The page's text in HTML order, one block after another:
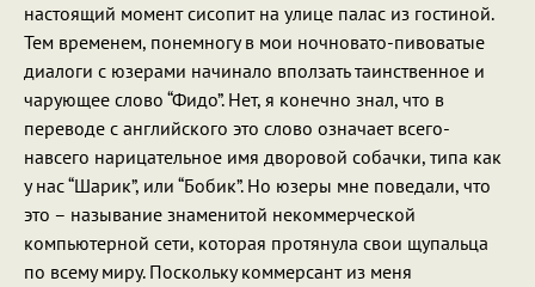
настоящий момент сисопит на улице палас из гостиной.
Тем временем, понемногу в мои ночновато-пивоватые
диалоги с юзерами начинало вползать таинственное и
чарующее слово “Фидо”. Нет, я конечно знал, что в
переводе с английского это слово означает всего-
навсего нарицательное имя дворовой собачки, типа как
у нас “Шарик”, или “Бобик”. Но юзеры мне поведали, что
это – называние знаменитой некоммерческой
компьютерной сети, которая протянула свои щупальца
по всему миру. Поскольку коммерсант из меня